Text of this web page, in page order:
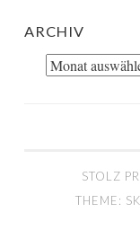
ARCHIV
Archiv
STOLZ
THEME: